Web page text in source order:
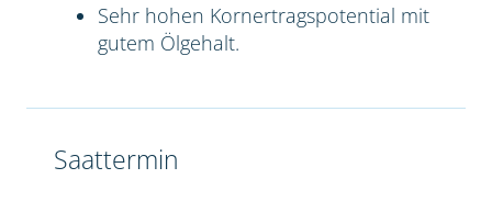
Sehr hohen Kornertragspotential mit
gutem Ölgehalt.
Saattermin